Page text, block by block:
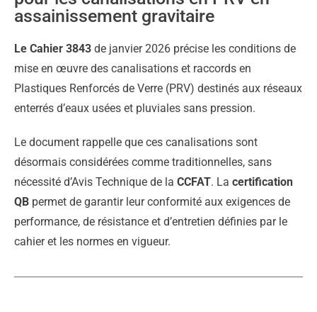
assainissement gravitaire
Le Cahier 3843 de janvier 2026 précise les conditions de
mise en œuvre des canalisations et raccords en
Plastiques Renforcés de Verre (PRV) destinés aux réseaux
enterrés d’eaux usées et pluviales sans pression.
Le document rappelle que ces canalisations sont
désormais considérées comme traditionnelles, sans
nécessité d’Avis Technique de la CCFAT. La certification
QB permet de garantir leur conformité aux exigences de
performance, de résistance et d’entretien définies par le
cahier et les normes en vigueur.